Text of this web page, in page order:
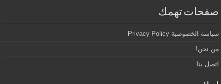
صفحات تهمك
سياسة الخصوصية Privacy Policy
من نحن!
اتصل بنا